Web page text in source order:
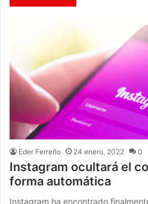
Eder Ferreño 24 enero, 2022 0
Instagram ocultará el
forma automática
Instagram ha encontrado